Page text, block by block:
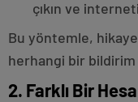
çıkın ve
Bu yöntemle,
herhangi bir
2. Farklı Bir